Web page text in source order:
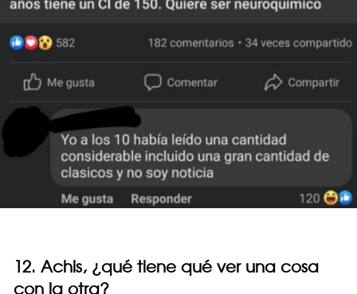
12. Achis, ¿qué tiene qué ver una cosa
con la otra?